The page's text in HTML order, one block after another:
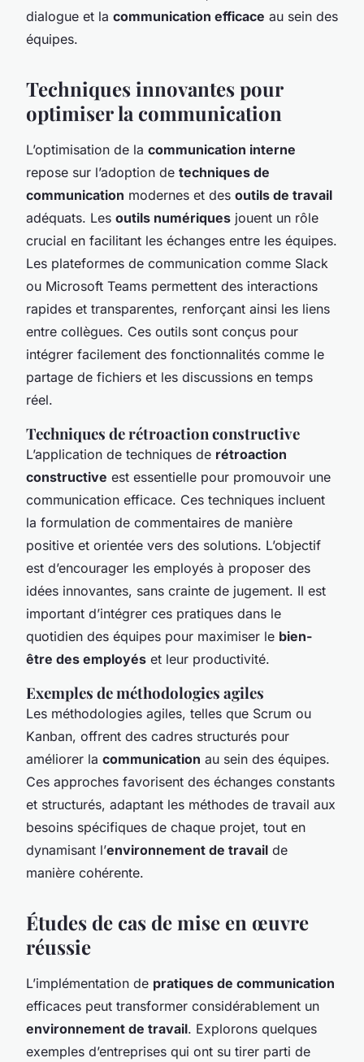
dialogue et la communication efficace au sein des
équipes.
Techniques innovantes pour
optimiser la communication
L’optimisation de la communication interne
repose sur l’adoption de techniques de
communication modernes et des outils de travail
adéquats. Les outils numériques jouent un rôle
crucial en facilitant les échanges entre les équipes.
Les plateformes de communication comme Slack
ou Microsoft Teams permettent des interactions
rapides et transparentes, renforçant ainsi les liens
entre collègues. Ces outils sont conçus pour
intégrer facilement des fonctionnalités comme le
partage de fichiers et les discussions en temps
réel.
Techniques de rétroaction constructive
L’application de techniques de rétroaction
constructive est essentielle pour promouvoir une
communication efficace. Ces techniques incluent
la formulation de commentaires de manière
positive et orientée vers des solutions. L’objectif
est d’encourager les employés à proposer des
idées innovantes, sans crainte de jugement. Il est
important d’intégrer ces pratiques dans le
quotidien des équipes pour maximiser le bien-
être des employés et leur productivité.
Exemples de méthodologies agiles
Les méthodologies agiles, telles que Scrum ou
Kanban, offrent des cadres structurés pour
améliorer la communication au sein des équipes.
Ces approches favorisent des échanges constants
et structurés, adaptant les méthodes de travail aux
besoins spécifiques de chaque projet, tout en
dynamisant l’environnement de travail de
manière cohérente.
Études de cas de mise en œuvre
réussie
L’implémentation de pratiques de communication
efficaces peut transformer considérablement un
environnement de travail. Explorons quelques
exemples d’entreprises qui ont su tirer parti de